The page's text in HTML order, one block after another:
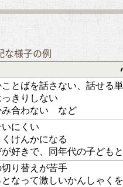
な様子の例
ことばを話さない、話せる
っきりしない
み合わない など
いにくい
けんかになる
が好きで、同年代の子ども
切り替えが苦手
となって激しいかんしゃく